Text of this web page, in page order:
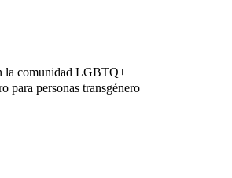
la comunidad LGBTQ+
para personas transgénero